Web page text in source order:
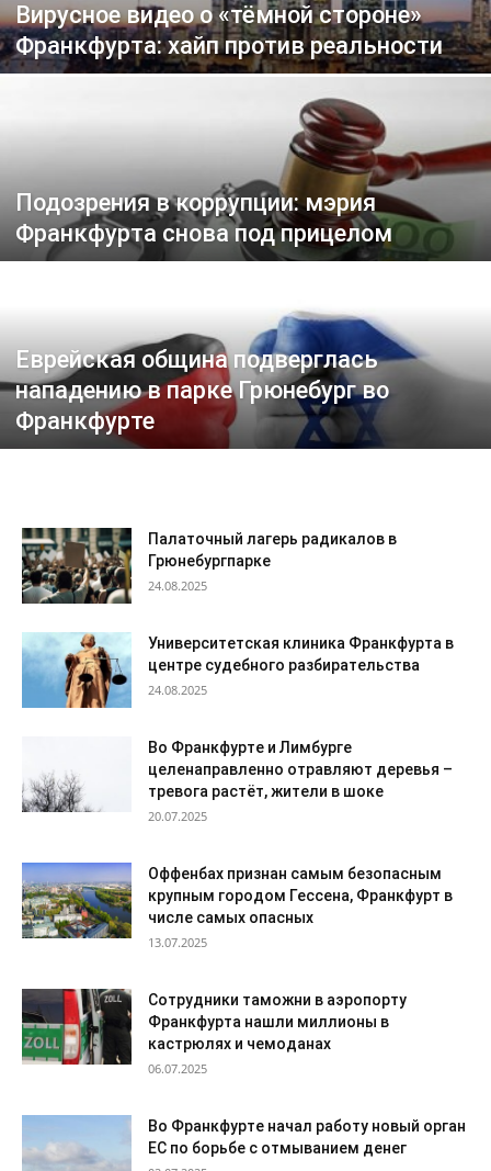
Вирусное видео о «тёмной стороне»
Франкфурта: хайп против реальности
Подозрения в коррупции: мэрия
Франкфурта снова под прицелом
Еврейская община подверглась
нападению в парке Грюнебург во
Франкфурте
Палаточный лагерь радикалов в
Грюнебургпарке
24.08.2025
Университетская клиника Франкфурта в
центре судебного разбирательства
24.08.2025
Во Франкфурте и Лимбурге
целенаправленно отравляют деревья –
тревога растёт, жители в шоке
20.07.2025
Оффенбах признан самым безопасным
крупным городом Гессена, Франкфурт в
числе самых опасных
13.07.2025
Сотрудники таможни в аэропорту
Франкфурта нашли миллионы в
кастрюлях и чемоданах
06.07.2025
Во Франкфурте начал работу новый орган
ЕС по борьбе с отмыванием денег